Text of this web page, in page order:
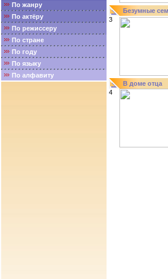
По жанру
По актёру
По режиссеру
По стране
По году
По языку
По алфавиту
Безумные
3
В доме отца
4